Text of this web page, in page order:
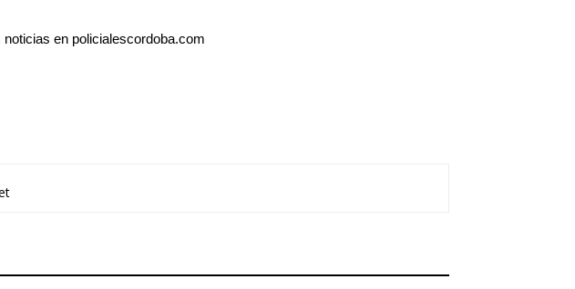
en policialescordoba.com